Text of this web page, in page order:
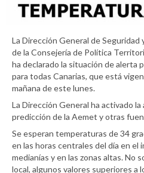
La Dirección General de
de la Consejería de Política
ha declarado la situación de alerta
para todas Canarias, que está
mañana de este lunes.
La Dirección General ha activado
predicción de la Aemet y otras
Se esperan temperaturas de 34
en las horas centrales del día en el
medianías y en las zonas altas. No
local, algunos valores superiores a